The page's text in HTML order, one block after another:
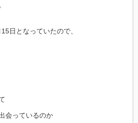
日となっていたので、
会っているのか